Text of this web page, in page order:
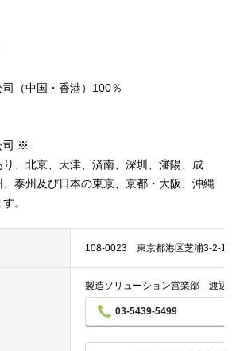
（中国・香港）100％
司 ※
、北京、天津、済南、深圳、瀋陽、成
泰州及び日本の東京、京都・大阪、沖縄
。
108-0023 東京都港区芝浦3-2-16
製造ソリューション営業部 渡辺
03-5439-5499